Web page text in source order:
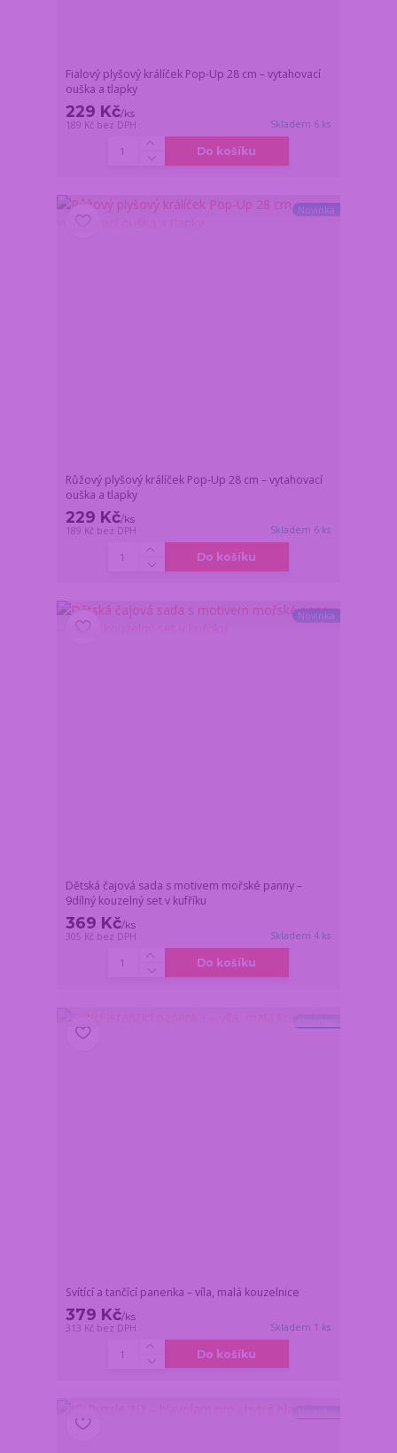
Fialový plyšový králíček Pop-Up 28 cm – vytahovací
ouška a tlapky
229 Kč/ks
189 Kč bez DPH Skladem 6 ks
Do košíku
Novinka
Růžový plyšový králíček Pop-Up 28 cm – vytahovací
ouška a tlapky
229 Kč/ks
189 Kč bez DPH Skladem 6 ks
Do košíku
Novinka
Dětská čajová sada s motivem mořské panny –
9dílný kouzelný set v kufříku
369 Kč/ks
305 Kč bez DPH Skladem 4 ks
Do košíku
Svítící a tančící panenka – víla, malá kouzelnice
379 Kč/ks
313 Kč bez DPH Skladem 1 ks
Do košíku